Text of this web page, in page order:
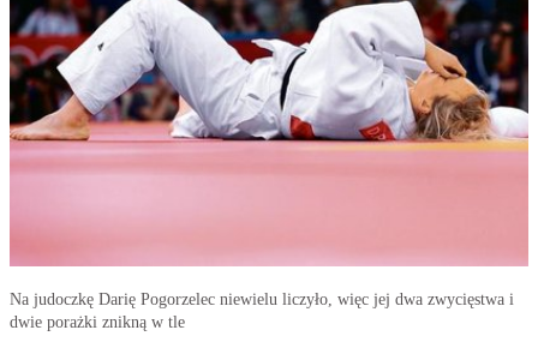
Na judoczkę Darię Pogorzelec niewielu liczyło, więc jej dwa zwycięstwa i
dwie porażki znikną w tle